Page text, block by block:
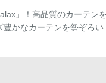
」！高品質のカーテン
豊かなカーテンを勢ぞろ